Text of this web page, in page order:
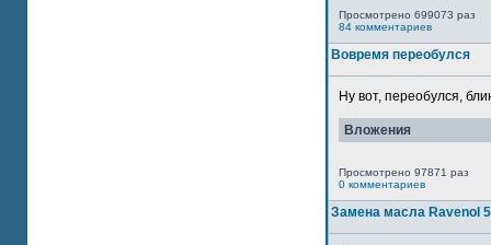
Просмотрено 699073 раз
84 комментариев
Вовремя переобулся
Ну вот, переобулся,
Вложения
Просмотрено 97871 раз
0 комментариев
Замена масла Ravenol